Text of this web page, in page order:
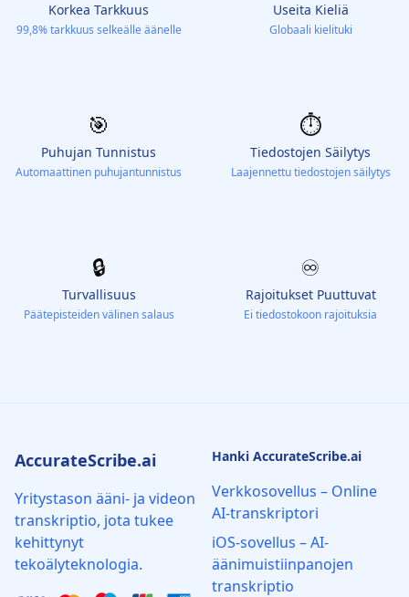
Korkea Tarkkuus
99,8% tarkkuus selkeälle äänelle
Useita Kieliä
Globaali kielituki
🎯
Puhujan Tunnistus
Automaattinen puhujantunnistus
⏱️
Tiedostojen Säilytys
Laajennettu tiedostojen säilytys
🔒
Turvallisuus
Päätepisteiden välinen salaus
♾️
Rajoitukset Puuttuvat
Ei tiedostokoon rajoituksia
AccurateScribe.ai
Yritystason ääni- ja videon
transkriptio, jota tukee
kehittynyt
tekoälyteknologia.
Hanki AccurateScribe.ai
Verkkosovellus – Online
AI-transkriptori
iOS-sovellus – AI-
äänimuistiinpanojen
transkriptio